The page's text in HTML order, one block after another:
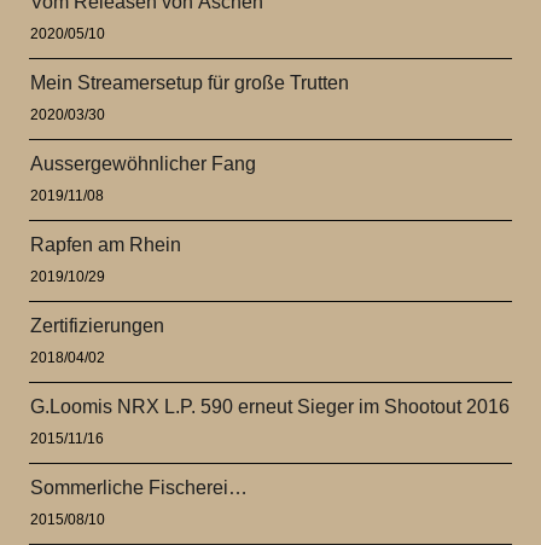
2020/05/10
Mein Streamersetup für große Trutten
2020/03/30
Aussergewöhnlicher Fang
2019/11/08
Rapfen am Rhein
2019/10/29
Zertifizierungen
2018/04/02
G.Loomis NRX L.P. 590 erneut Sieger im Shootout 2016
2015/11/16
Sommerliche Fischerei…
2015/08/10